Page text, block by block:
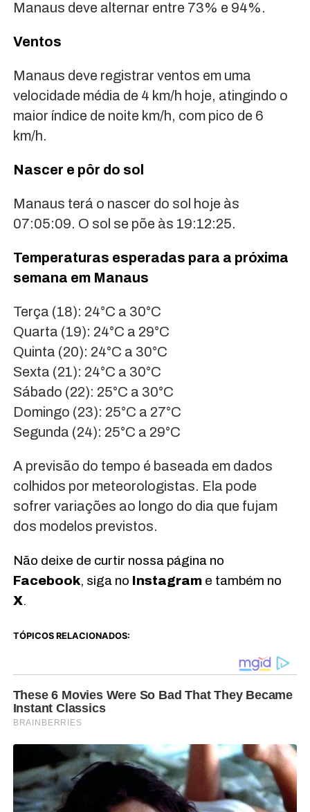
Manaus deve alternar entre 73% e 94%.
Ventos
Manaus deve registrar ventos em uma
velocidade média de 4 km/h hoje, atingindo o
maior índice de noite km/h, com pico de 6
km/h.
Nascer e pôr do sol
Manaus terá o nascer do sol hoje às
07:05:09. O sol se põe às 19:12:25.
Temperaturas esperadas para a próxima
semana em Manaus
Terça (18): 24°C a 30°C
Quarta (19): 24°C a 29°C
Quinta (20): 24°C a 30°C
Sexta (21): 24°C a 30°C
Sábado (22): 25°C a 30°C
Domingo (23): 25°C a 27°C
Segunda (24): 25°C a 29°C
A previsão do tempo é baseada em dados
colhidos por meteorologistas. Ela pode
sofrer variações ao longo do dia que fujam
dos modelos previstos.
Não deixe de curtir nossa página no
Facebook, siga no Instagrame também no
X.
TÓPICOS RELACIONADOS: